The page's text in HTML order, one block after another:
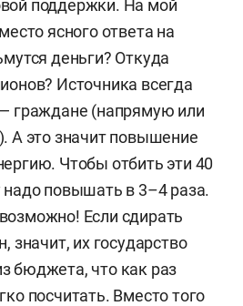
поддержки. На мой
ясного ответа на
деньги? Откуда
Источника всегда
граждане (напрямую или
А это значит повышение
Чтобы отбить эти 40
надо повышать в 3–4 раза.
Если сдирать
значит, их государство
бюджета, что как раз
посчитать. Вместо того